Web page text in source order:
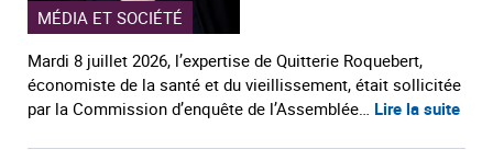
MÉDIA ET SOCIÉTÉ
Mardi 8 juillet 2026, l’expertise de Quitterie Roquebert,
économiste de la santé et du vieillissement, était sollicitée
par la Commission d’enquête de l’Assemblée… Lire la suite